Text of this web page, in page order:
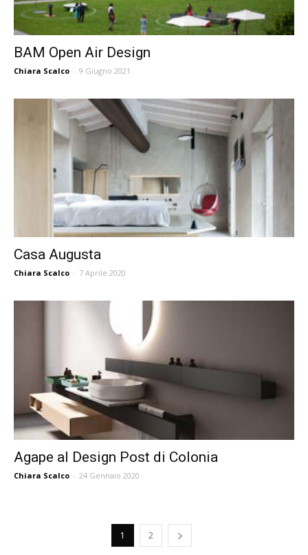
BAM Open Air Design
Chiara Scalco - 9 Giugno 2021
Casa Augusta
Chiara Scalco - 7 Aprile 2020
Agape al Design Post di Colonia
Chiara Scalco - 24 Gennaio 2020
1 2